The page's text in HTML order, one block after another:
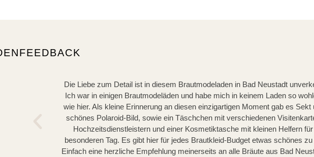
Die Liebe zum Detail ist in diesem Brautmodeladen in Bad Neustadt
Ich war in einigen Brautmodeläden und habe mich in keinem Laden so
wie hier. Als kleine Erinnerung an diesen einzigartigen Moment gab es Sekt
schönes Polaroid-Bild, sowie ein Täschchen mit verschiedenen
Hochzeitsdienstleistern und einer Kosmetiktasche mit kleinen Helfern
besonderen Tag. Es gibt hier für jedes Brautkleid-Budget etwas schönes zu
Einfach eine herzliche Empfehlung meinerseits an alle Bräute aus Bad